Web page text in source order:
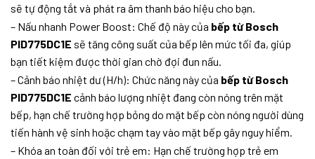
sẽ tự động tắt và phát ra âm thanh báo hiệu cho bạn.
– Nấu nhanh Power Boost: Chế độ này của bếp từ Bosch
PID775DC1E sẽ tăng công suất của bếp lên mức tối đa, giúp
bạn tiết kiệm được thời gian chờ đợi đun nấu.
– Cảnh báo nhiệt dư (H/h): Chức năng này của bếp từ Bosch
PID775DC1E cảnh báo lượng nhiệt đang còn nóng trên mặt
bếp, hạn chế trường hợp bỏng do mặt bếp còn nóng người dùng
tiến hành vệ sinh hoặc chạm tay vào mặt bếp gây nguy hiểm.
– Khóa an toàn đối với trẻ em: Hạn chế trường hợp trẻ em